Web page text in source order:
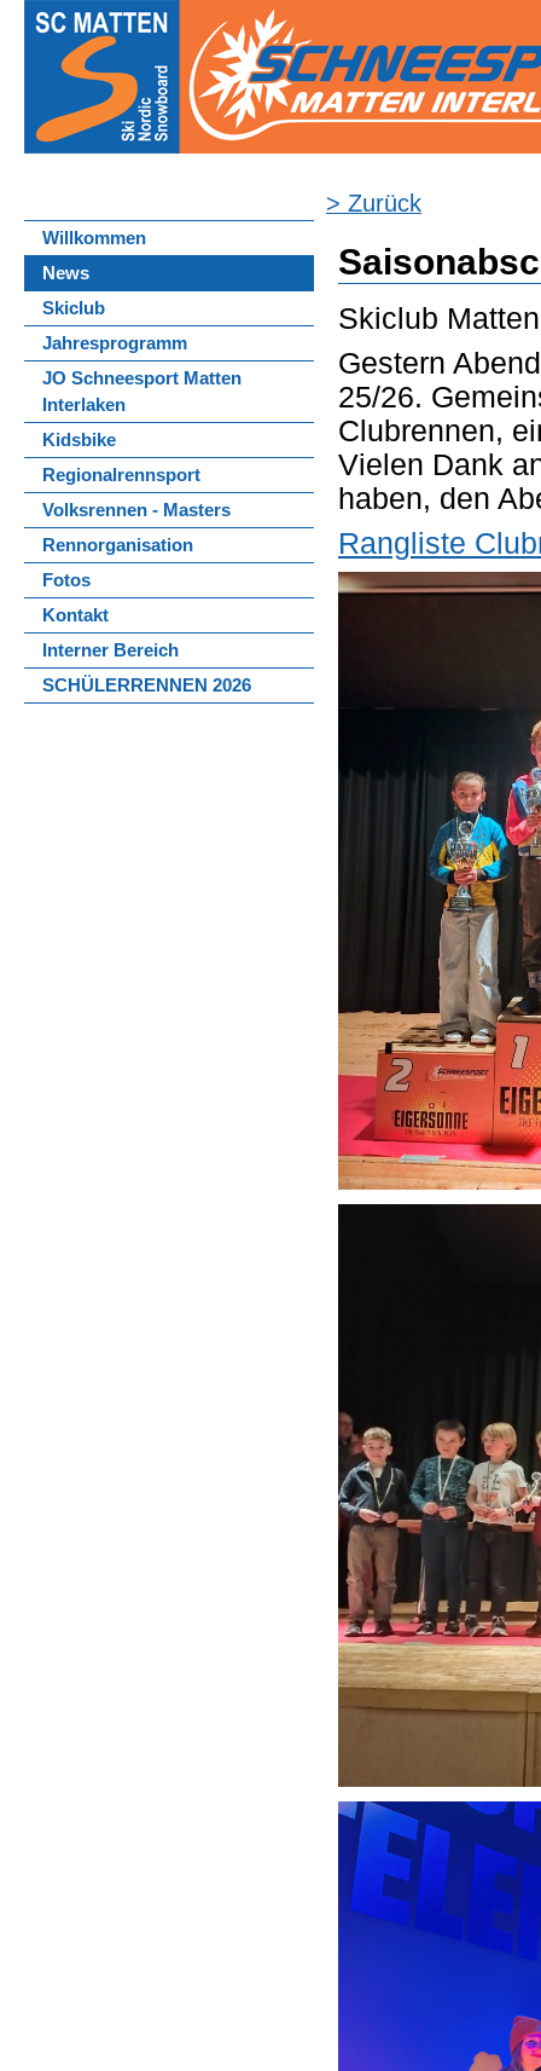
Willkommen
News
Skiclub
Jahresprogramm
JO Schneesport Matten
Interlaken
Kidsbike
Regionalrennsport
Volksrennen - Masters
Rennorganisation
Fotos
Kontakt
Interner Bereich
SCHÜLERRENNEN 2026
> Zurück
Skiclub Matten
Gestern
25/26.
Clubrennen,
Vielen Dank
haben, den
Rangliste